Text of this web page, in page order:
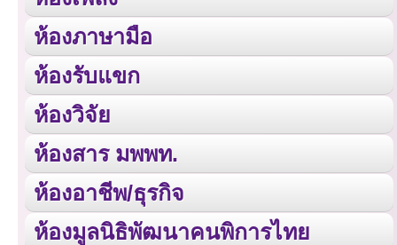
ห้องภาษามือ
ห้องรับแขก
ห้องวิจัย
ห้องสาร มพพท.
ห้องอาชีพ/ธุรกิจ
ห้องมูลนิธิพัฒนาคนพิการไทย